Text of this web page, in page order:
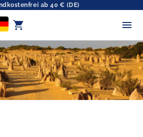
ab 40 € (DE)
shopping_cart